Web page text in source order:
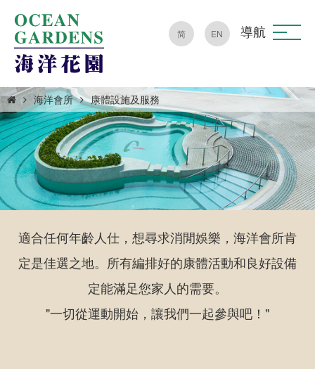
简 EN 導航
海洋會所 康體設施及服務
適合任何年齡人仕，想尋求消閒娛樂，海洋會所肯
定是佳選之地。所有編排好的康體活動和良好設備
定能滿足您家人的需要。
"一切從運動開始，讓我們一起參與吧！"